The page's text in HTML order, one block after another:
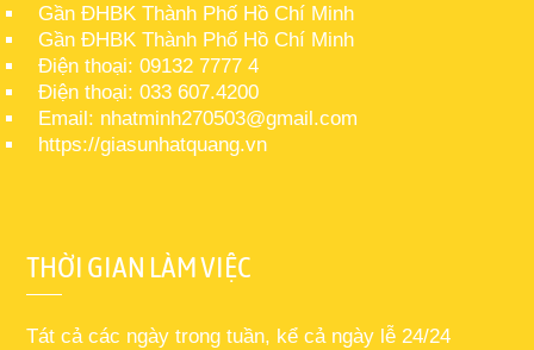
Gần ĐHBK Thành Phố Hồ Chí Minh
Gần ĐHBK Thành Phố Hồ Chí Minh
Điện thoại: 09132 7777 4
Điện thoại: 033 607.4200
Email: nhatminh270503@gmail.com
https://giasunhatquang.vn
THỜI GIAN LÀM VIỆC
Tát cả các ngày trong tuần, kể cả ngày lễ 24/24